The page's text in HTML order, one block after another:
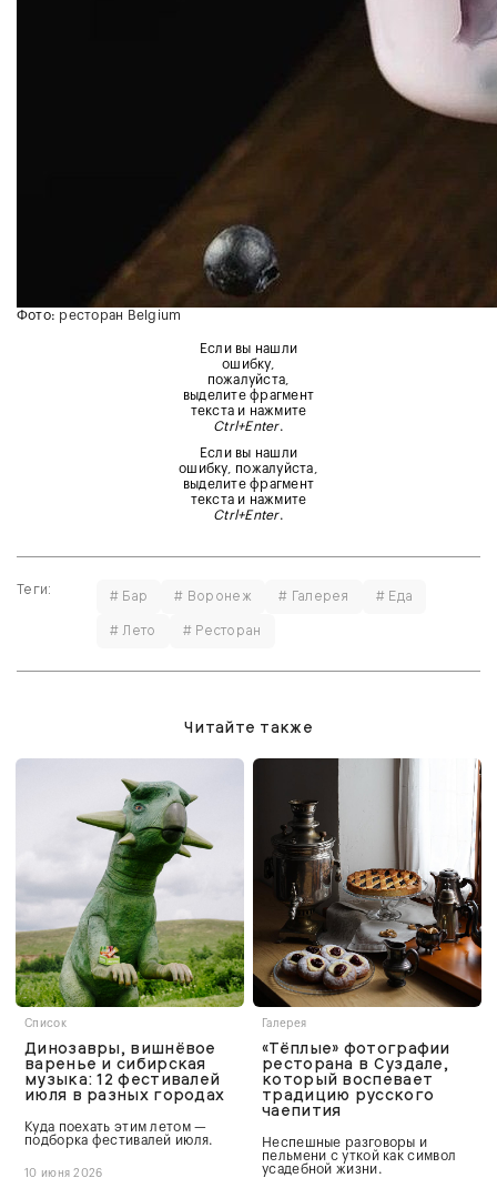
Фото: ресторан Belgium
Если вы нашли
ошибку,
пожалуйста,
выделите фрагмент
текста и нажмите
Ctrl+Enter.
Если вы нашли
ошибку, пожалуйста,
выделите фрагмент
текста и нажмите
Ctrl+Enter.
Теги: # Бар # Воронеж # Галерея
# Еда
# Лето
# Ресторан
Читайте также
Список
Динозавры, вишнёвое
варенье и сибирская
музыка: 12 фестивалей
июля в разных городах
Куда поехать этим летом —
подборка фестивалей июля.
10 июня 2026
Галерея
«Тёплые» фотографии
ресторана в Суздале,
который воспевает
традицию русского
чаепития
Неспешные разговоры и
пельмени с уткой как символ
усадебной жизни.